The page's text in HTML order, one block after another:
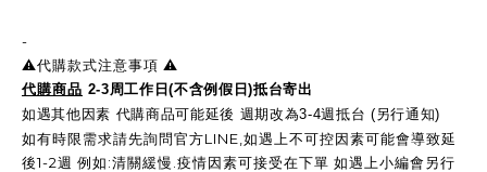
-
⚠️代購款式注意事項 ⚠️
代購商品 2-3周工作日(不含例假日)抵台寄出
如遇其他因素 代購商品可能延後 週期改為3-4週抵台 (另行通知)
如有時限需求請先詢問官方LINE,如遇上不可控因素可能會導致延
後1-2週 例如:清關緩慢.疫情因素可接受在下單 如遇上小編會另行